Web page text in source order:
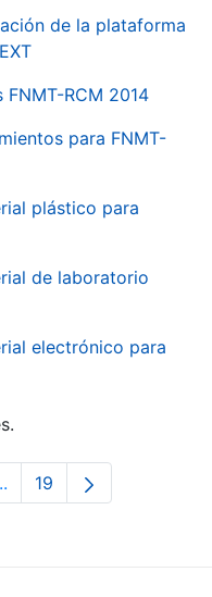
de la plataforma
RCM 2014
para FNMT-
plástico para
de laboratorio
electrónico para
Intermediate Pages Use
Page
19